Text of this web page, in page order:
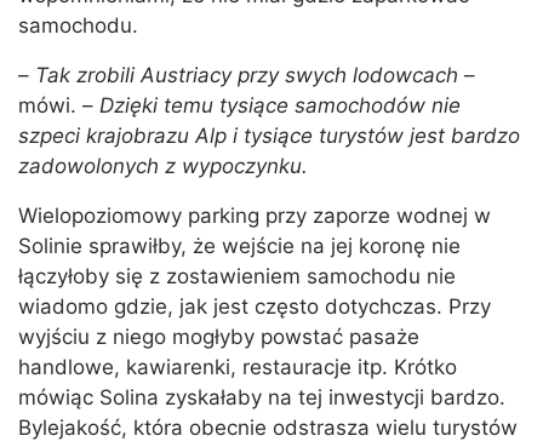
samochodu.
– Tak zrobili Austriacy przy swych lodowcach –
mówi. – Dzięki temu tysiące samochodów nie
szpeci krajobrazu Alp i tysiące turystów jest bardzo
zadowolonych z wypoczynku.
Wielopoziomowy parking przy zaporze wodnej w
Solinie sprawiłby, że wejście na jej koronę nie
łączyłoby się z zostawieniem samochodu nie
wiadomo gdzie, jak jest często dotychczas. Przy
wyjściu z niego mogłyby powstać pasaże
handlowe, kawiarenki, restauracje itp. Krótko
mówiąc Solina zyskałaby na tej inwestycji bardzo.
Bylejakość, która obecnie odstrasza wielu turystów